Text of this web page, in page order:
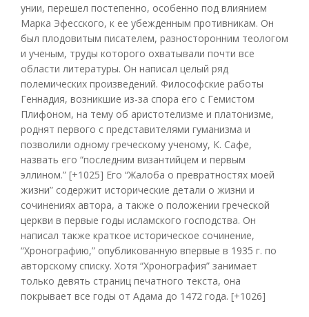
унии, перешел постепенно, особенно под влиянием
Марка Эфесского, к ее убежденным противникам. Он
был плодовитым писателем, разносторонним теологом
и ученым, труды которого охватывали почти все
области литературы. Он написал целый ряд
полемических произведений. Философские работы
Геннадия, возникшие из-за спора его с Гемистом
Плифоном, на тему об аристотелизме и платонизме,
роднят первого с представителями гуманизма и
позволили одному греческому ученому, К. Сафе,
назвать его “последним византийцем и первым
эллином.” [+1025] Его “Жалоба о превратностях моей
жизни” содержит исторические детали о жизни и
сочинениях автора, а также о положении греческой
церкви в первые годы исламского господства. Он
написал также краткое историческое сочинение,
“Хронографию,” опубликованную впервые в 1935 г. по
авторскому списку. Хотя “Хронография” занимает
только девять страниц печатного текста, она
покрывает все годы от Адама до 1472 года. [+1026]